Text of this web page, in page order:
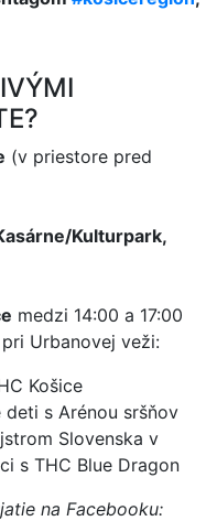
(v priestore pred
Kulturpark,
medzi 14:00 a 17:00
Urbanovej veži:
Košice
s Arénou sršňov
Slovenska v
s THC Blue Dragon
na Facebooku: